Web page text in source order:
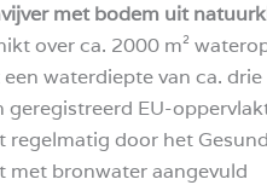
met bodem uit
over ca. 2000 m²
waterdiepte van ca.
geregistreerd EU-
regelmatig door het
met bronwater aangevuld